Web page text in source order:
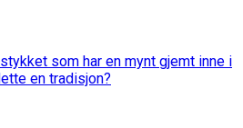
som har en mynt gjemt inne i
en tradisjon?